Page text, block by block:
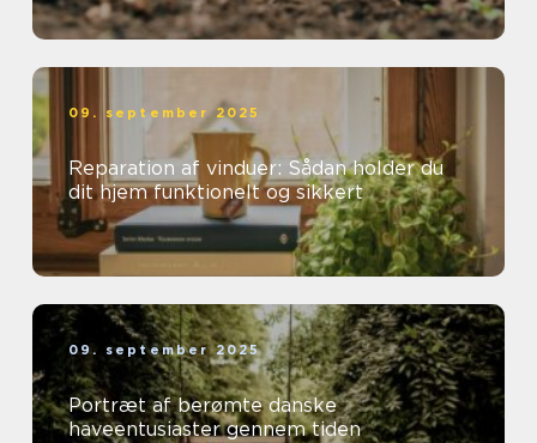
09. september 2025
Reparation af vinduer: Sådan holder du
dit hjem funktionelt og sikkert
09. september 2025
Portræt af berømte danske
haveentusiaster gennem tiden